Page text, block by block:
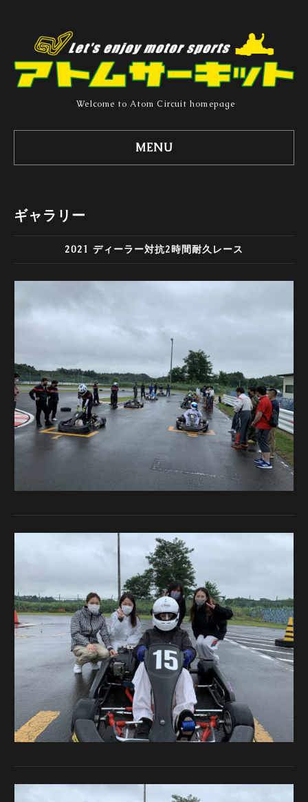
Welcome to Atom Circuit homepage
MENU
ギャラリー
2021 ディーラー対抗2時間耐久レース